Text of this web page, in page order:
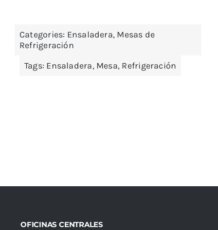
Categories: Ensaladera, Mesas de
Refrigeración
Tags: Ensaladera, Mesa, Refrigeración
OFICINAS CENTRALES